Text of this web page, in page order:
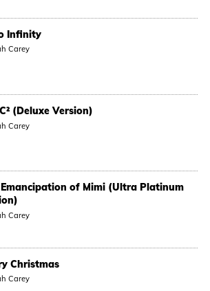
Infinity
Carey
(Deluxe Version)
Carey
Emancipation of Mimi (Ultra Platinum
Carey
Christmas
Carey